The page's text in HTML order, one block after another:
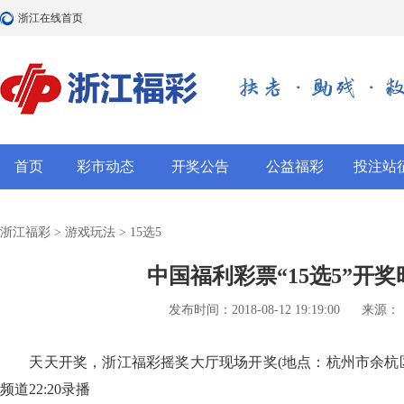
浙江在线首页
首页 彩市动态 开奖公告 公益福彩 投注站
浙江福彩 > 游戏玩法 > 15选5
中国福利彩票“15选5”开奖
发布时间：2018-08-12 19:19:00 来源：
天天开奖，浙江福彩摇奖大厅现场开奖(地点：杭州市余杭
频道22:20录播